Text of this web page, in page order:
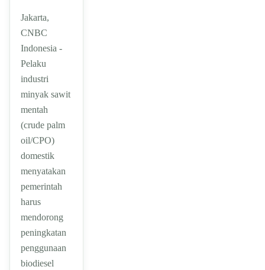
Jakarta,
CNBC
Indonesia -
Pelaku
industri
minyak sawit
mentah
(crude palm
oil/CPO)
domestik
menyatakan
pemerintah
harus
mendorong
peningkatan
penggunaan
biodiesel